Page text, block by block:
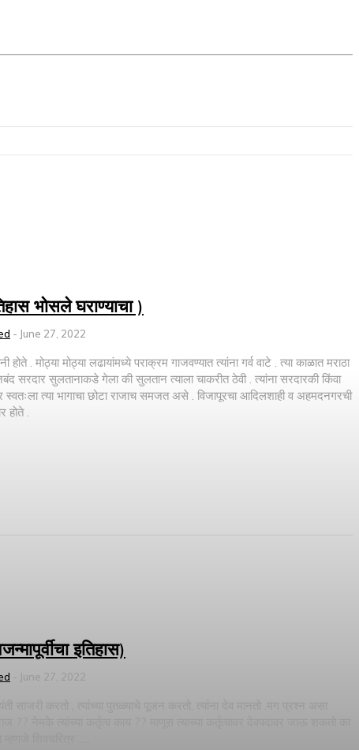
भोसले घराण्याचा )
- June 27, 2022
. मोठ्या मोठ्या लढायांमध्ये पराक्रम गाजवण्यात त्यांना गर्व वाटे . त्या काळात मराठा
सरदार सुलतानाकडे गेला की सुलतान त्याला चाकरीत ठेवी . त्यांना सरदारकी किंवा
स्वतःला त्या भागाचा छोटा राजाच समजत असे . विजापूरचा आदिलशाही व अहमदनगरची
होते .
इतिहास)
- June 27, 2022